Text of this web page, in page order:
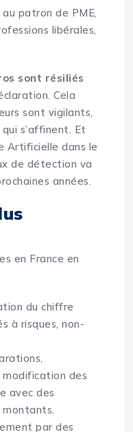
patron de PME,
libérales,
sont résiliés
Cela
sont vigilants,
s’affinent. Et
Artificielle dans le
de détection va
années.
en France en
du chiffre
à risques, non-
des
avec des
par des